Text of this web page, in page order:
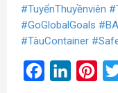
#TuyểnThuyềnviên
#GoGlobalGoals
#TàuContainer
FacebookLinkedIn